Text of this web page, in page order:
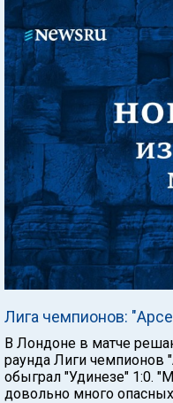
Лига чемпионов:
В Лондоне в матче
раунда Лиги чемпионов
обыграл "Удинезе" 1:0.
довольно много